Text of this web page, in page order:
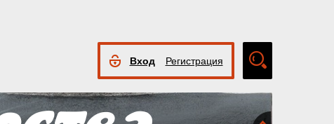
Вход Регистрация
поиск